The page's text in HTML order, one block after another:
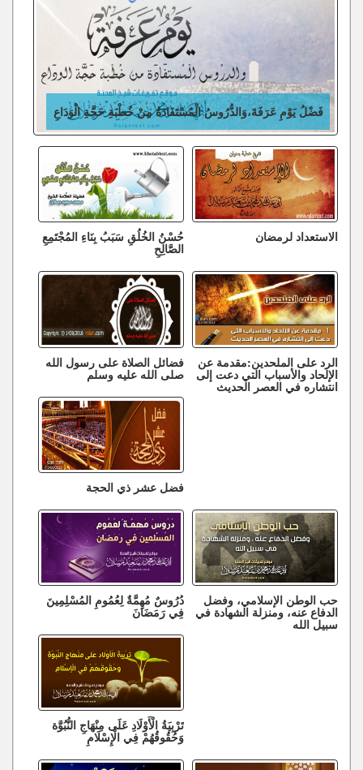
فَضْلُ يَوْمِ عَرَفَةَ،وَالدُّرُوسُ الْمُسْتَفَادَةُ مِنْ خُطْبَةِ حَجَّةِ الْوَدَاعِ
الاستعداد لرمضان حُسْنُ الخُلُقِ سَبَبُ بِنَاءِ المُجْتَمِعِ
الصَّالِحِ
الرد على الملحدين:مقدمة عن
الإلحاد والأسباب التي دعت إلى
انتشاره في العصر الحديث
فضائل الصلاة على رسول الله
صلى الله عليه وسلم
فضل عشر ذي الحجة
حب الوطن الإسلامي، وفضل
الدفاع عنه، ومنزلة الشهادة في
سبيل الله
دُرُوسٌ مُهِمَّةٌ لِعُمُومِ المُسْلِمِينَ
فِي رَمَضَانَ
تَرْبِيَةُ الْأَوْلَادِ عَلَى مِنْهَاجِ النُّبُوَّة
وَحُقُوقُهُمْ فِي الْإِسْلَامِ